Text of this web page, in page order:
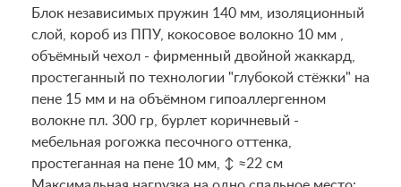
Блок независимых пружин 140 мм, изоляционный
слой, короб из ППУ, кокосовое волокно 10 мм ,
объёмный чехол - фирменный двойной жаккард,
простеганный по технологии "глубокой стёжки" на
пене 15 мм и на объёмном гипоаллергенном
волокне пл. 300 гр, бурлет коричневый -
мебельная рогожка песочного оттенка,
простеганная на пене 10 мм, ↕ ≈22 см